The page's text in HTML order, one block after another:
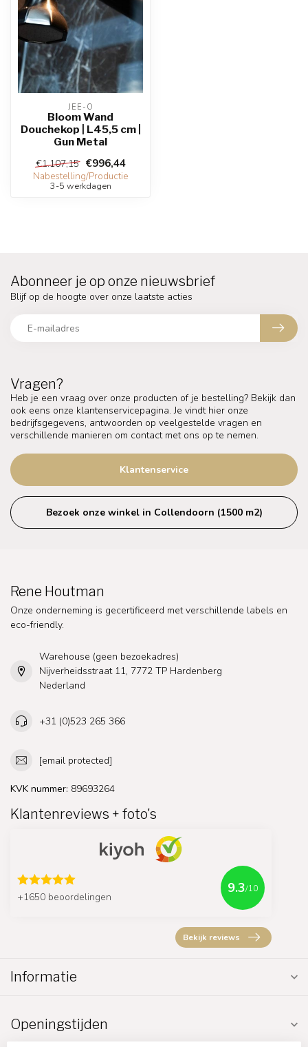
JEE-O
Bloom Wand
Douchekop | L45,5 cm |
Gun Metal
€1.107,15 €996,44
Nabestelling/Productie
3-5 werkdagen
Vragen?
Heb je een vraag over onze producten of je bestelling? Bekijk dan
ook eens onze klantenservicepagina. Je vindt hier onze
bedrijfsgegevens, antwoorden op veelgestelde vragen en
verschillende manieren om contact met ons op te nemen.
Klantenservice
Bezoek onze winkel in Collendoorn (1500 m2)
Abonneer je op onze nieuwsbrief
Blijf op de hoogte over onze laatste acties
Rene Houtman
Onze onderneming is gecertificeerd met verschillende labels en
eco-friendly.
Warehouse (geen bezoekadres)
Nijverheidsstraat 11, 7772 TP Hardenberg
Nederland
+31 (0)523 265 366
[email protected]
KVK nummer: 89693264
Klantenreviews + foto's
+1650 beoordelingen
9.3/10
Bekijk reviews
Informatie
Openingstijden